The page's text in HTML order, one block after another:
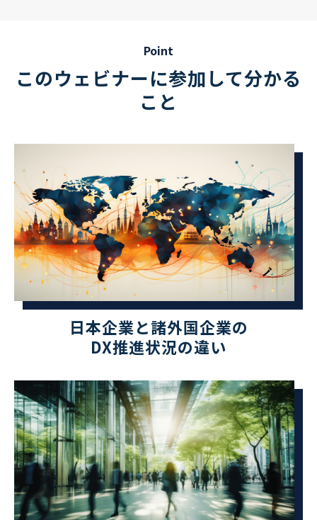
Point
このウェビナーに参加して分かる
こと
日本企業と諸外国企業の
DX推進状況の違い